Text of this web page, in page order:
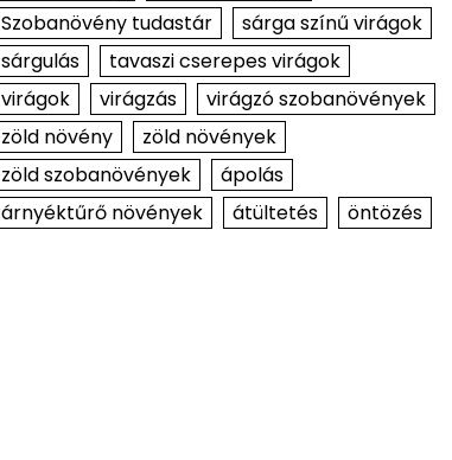
Szobanövény tudastár
sárga színű virágok
sárgulás
tavaszi cserepes virágok
virágok
virágzás
virágzó szobanövények
zöld növény
zöld növények
zöld szobanövények
ápolás
árnyéktűrő növények
átültetés öntözés